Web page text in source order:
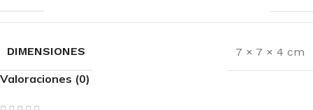
DIMENSIONES 7 × 7 × 4 cm
Valoraciones (0)